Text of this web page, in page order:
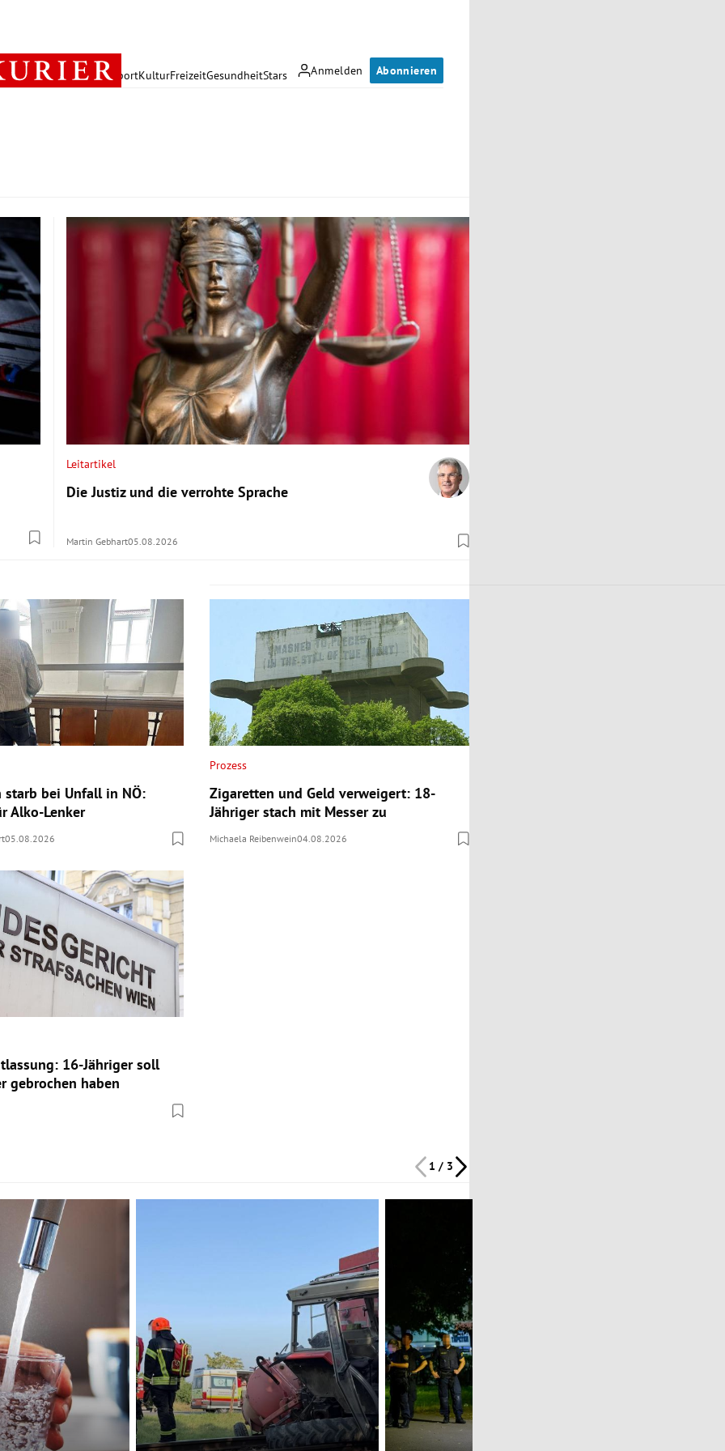
Anmelden Abonnieren
PolitikWirtschaft SportKulturFreizeitGesundheitStars
Leitartikel
Die Justiz und die verrohte Sprache
Martin Gebhart05.08.2026
starb bei Unfall in NÖ:
Alko-Lenker
05.08.2026
Prozess
Zigaretten und Geld verweigert: 18-
Jähriger stach mit Messer zu
Michaela Reibenwein04.08.2026
16-Jähriger soll
gebrochen haben
1 / 3